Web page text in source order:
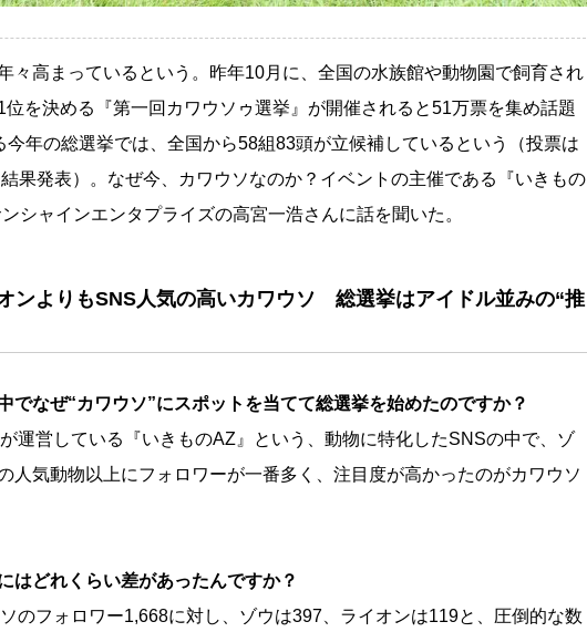
々高まっているという。昨年10月に、全国の水族館や動物園で飼育され
を決める『第一回カワウソゥ選挙』が開催されると51万票を集め話題
今年の総選挙では、全国から58組83頭が立候補しているという（投票は
果発表）。なぜ今、カワウソなのか？イベントの主催である『いきもの
シャインエンタプライズの高宮一浩さんに話を聞いた。
ンよりもSNS人気の高いカワウソ 総選挙はアイドル並みの“推
なぜ“カワウソ”にスポットを当てて総選挙を始めたのですか？
運営している『いきものAZ』という、動物に特化したSNSの中で、ゾ
人気動物以上にフォロワーが一番多く、注目度が高かったのがカワウソ
どれくらい差があったんですか？
のフォロワー1,668に対し、ゾウは397、ライオンは119と、圧倒的な数